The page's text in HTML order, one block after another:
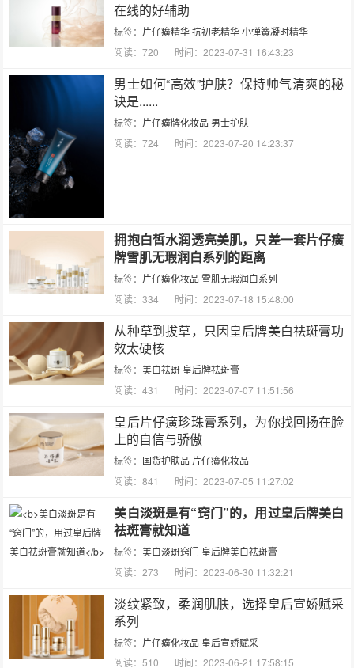
在线的好辅助
标签：片仔癀精华 抗初老精华 小弹簧凝时精华
阅读：720
时间：2023-07-31 16:43:23
男士如何“高效”护肤？保持帅气清爽的秘
诀是......
标签： 片仔癀牌化妆品 男士护肤
阅读：724
时间：2023-07-20 14:23:37
拥抱白皙水润透亮美肌，只差一套片仔癀
牌雪肌无瑕润白系列的距离
标签： 片仔癀化妆品 雪肌无瑕润白系列
阅读：334
时间：2023-07-18 15:48:00
从种草到拔草，只因皇后牌美白祛斑膏功
效太硬核
标签：美白祛斑 皇后牌祛斑膏
阅读：431
时间：2023-07-07 11:51:56
皇后片仔癀珍珠膏系列，为你找回扬在脸
上的自信与骄傲
标签： 国货护肤品 片仔癀化妆品
阅读：841
时间：2023-07-05 11:27:02
美白淡斑是有“窍门”的，用过皇后牌美白
祛斑膏就知道
标签：美白淡斑窍门 皇后牌美白祛斑膏
阅读：273
时间：2023-06-30 11:32:21
淡纹紧致，柔润肌肤，选择皇后宣娇赋采
系列
标签： 片仔癀化妆品 皇后宣娇赋采
阅读：510
时间：2023-06-21 17:58:15